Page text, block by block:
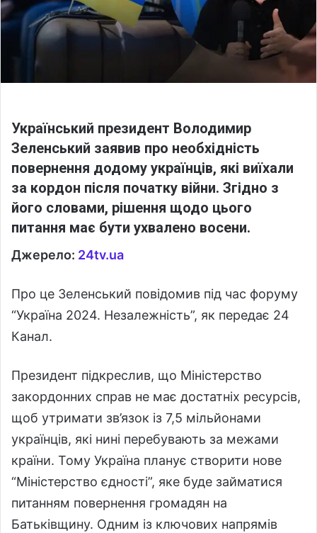
i
Український президент Володимир
Зеленський заявив про необхідність
повернення додому українців, які виїхали
за кордон після початку війни. Згідно з
його словами, рішення щодо цього
питання має бути ухвалено восени.
Джерело: 24tv.ua
Про це Зеленський повідомив під час форуму
“Україна 2024. Незалежність”, як передає 24
Канал.
Президент підкреслив, що Міністерство
закордонних справ не має достатніх ресурсів,
щоб утримати зв’язок із 7,5 мільйонами
українців, які нині перебувають за межами
країни. Тому Україна планує створити нове
“Міністерство єдності”, яке буде займатися
питанням повернення громадян на
Батьківщину. Одним із ключових напрямів